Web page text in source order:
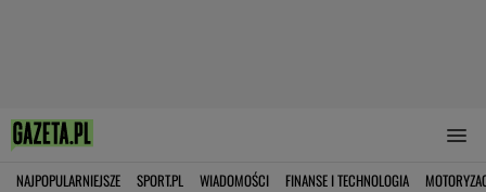
NAJPOPULARNIEJSZE SPORT.PL WIADOMOŚCI FINANSE I TECHNOLOGIA